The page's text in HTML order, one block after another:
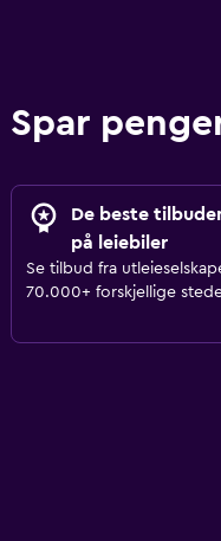
Spar
De beste
på leiebiler
Se tilbud fra
70.000+ forskjellige